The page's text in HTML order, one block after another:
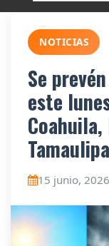
NOTICIAS
Se
este
15 junio, 2026